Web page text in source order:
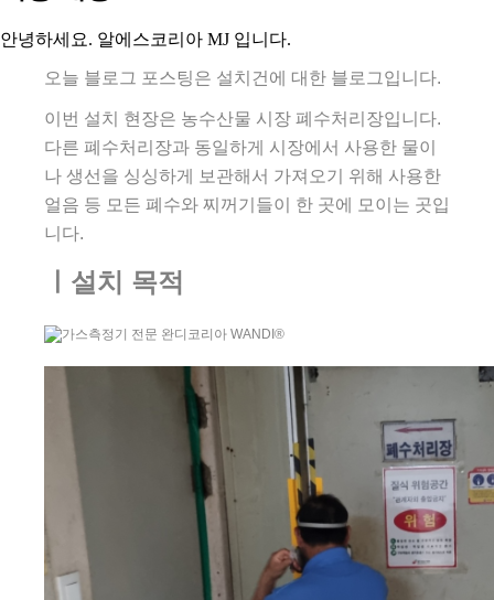
안녕하세요. 알에스코리아 MJ 입니다.
오늘 블로그 포스팅은 설치건에 대한 블로그입니다.
이번 설치 현장은 농수산물 시장 폐수처리장입니다.
다른 폐수처리장과 동일하게 시장에서 사용한 물이
나 생선을 싱싱하게 보관해서 가져오기 위해 사용한
얼음 등 모든 폐수와 찌꺼기들이 한 곳에 모이는 곳입
니다.
ㅣ설치 목적